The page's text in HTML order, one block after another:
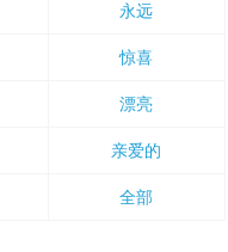
永远
惊喜
漂亮
亲爱的
全部